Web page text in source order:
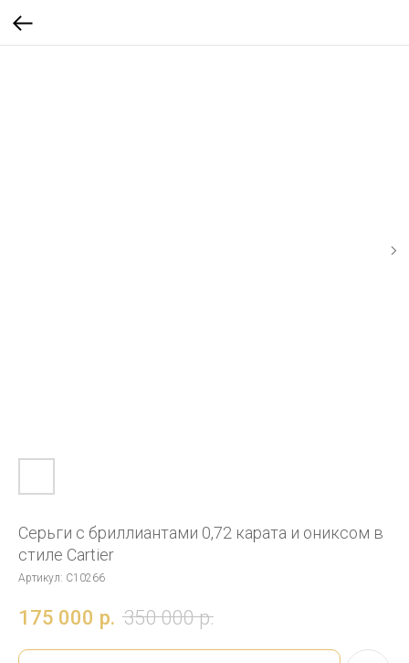
Серьги с бриллиантами 0,72 карата и ониксом в
стиле Cartier
Артикул: С10266
175 000 р. 350 000 р.